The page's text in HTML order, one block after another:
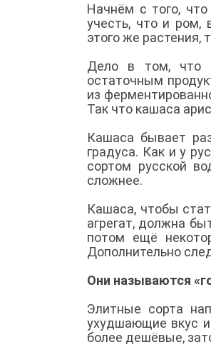
Начнём с того,
учесть, что и ром,
этого же растения,
Дело в том, что
остаточным
из
Так что кашаса
Кашаса бывает
градуса. Как и у
сортом русской
сложнее.
Кашаса, чтобы
агрегат, должна
потом ещё
Дополнительно
Они называются
Элитные сорта
ухудшающие вкус
более дешёвые,